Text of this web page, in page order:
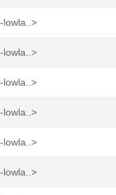
lowla..>
lowla..>
lowla..>
lowla..>
lowla..>
lowla..>